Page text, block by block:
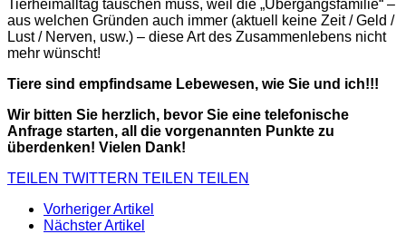
Tierheimalltag tauschen muss, weil die „Übergangsfamilie“ –
aus welchen Gründen auch immer (aktuell keine Zeit / Geld /
Lust / Nerven, usw.) – diese Art des Zusammenlebens nicht
mehr wünscht!
Tiere sind empfindsame Lebewesen, wie Sie und ich!!!
Wir bitten Sie herzlich, bevor Sie eine telefonische
Anfrage starten, all die vorgenannten Punkte zu
überdenken! Vielen Dank!
TEILEN TWITTERN TEILEN TEILEN
Vorheriger Artikel
Nächster Artikel